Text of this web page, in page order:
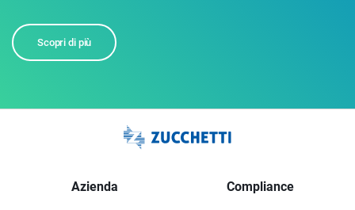
Scopri di più
Azienda Compliance